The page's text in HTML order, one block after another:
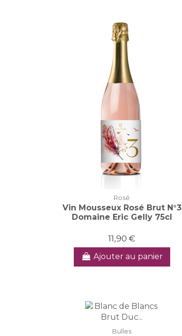
Rosé
Vin Mousseux Rosé Brut N°3
Domaine Eric Gelly 75cl
11,90 €
Ajouter au panier
Bulles